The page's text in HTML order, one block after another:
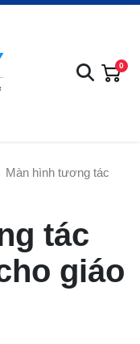
0
Màn hình tương tác
tác
giáo